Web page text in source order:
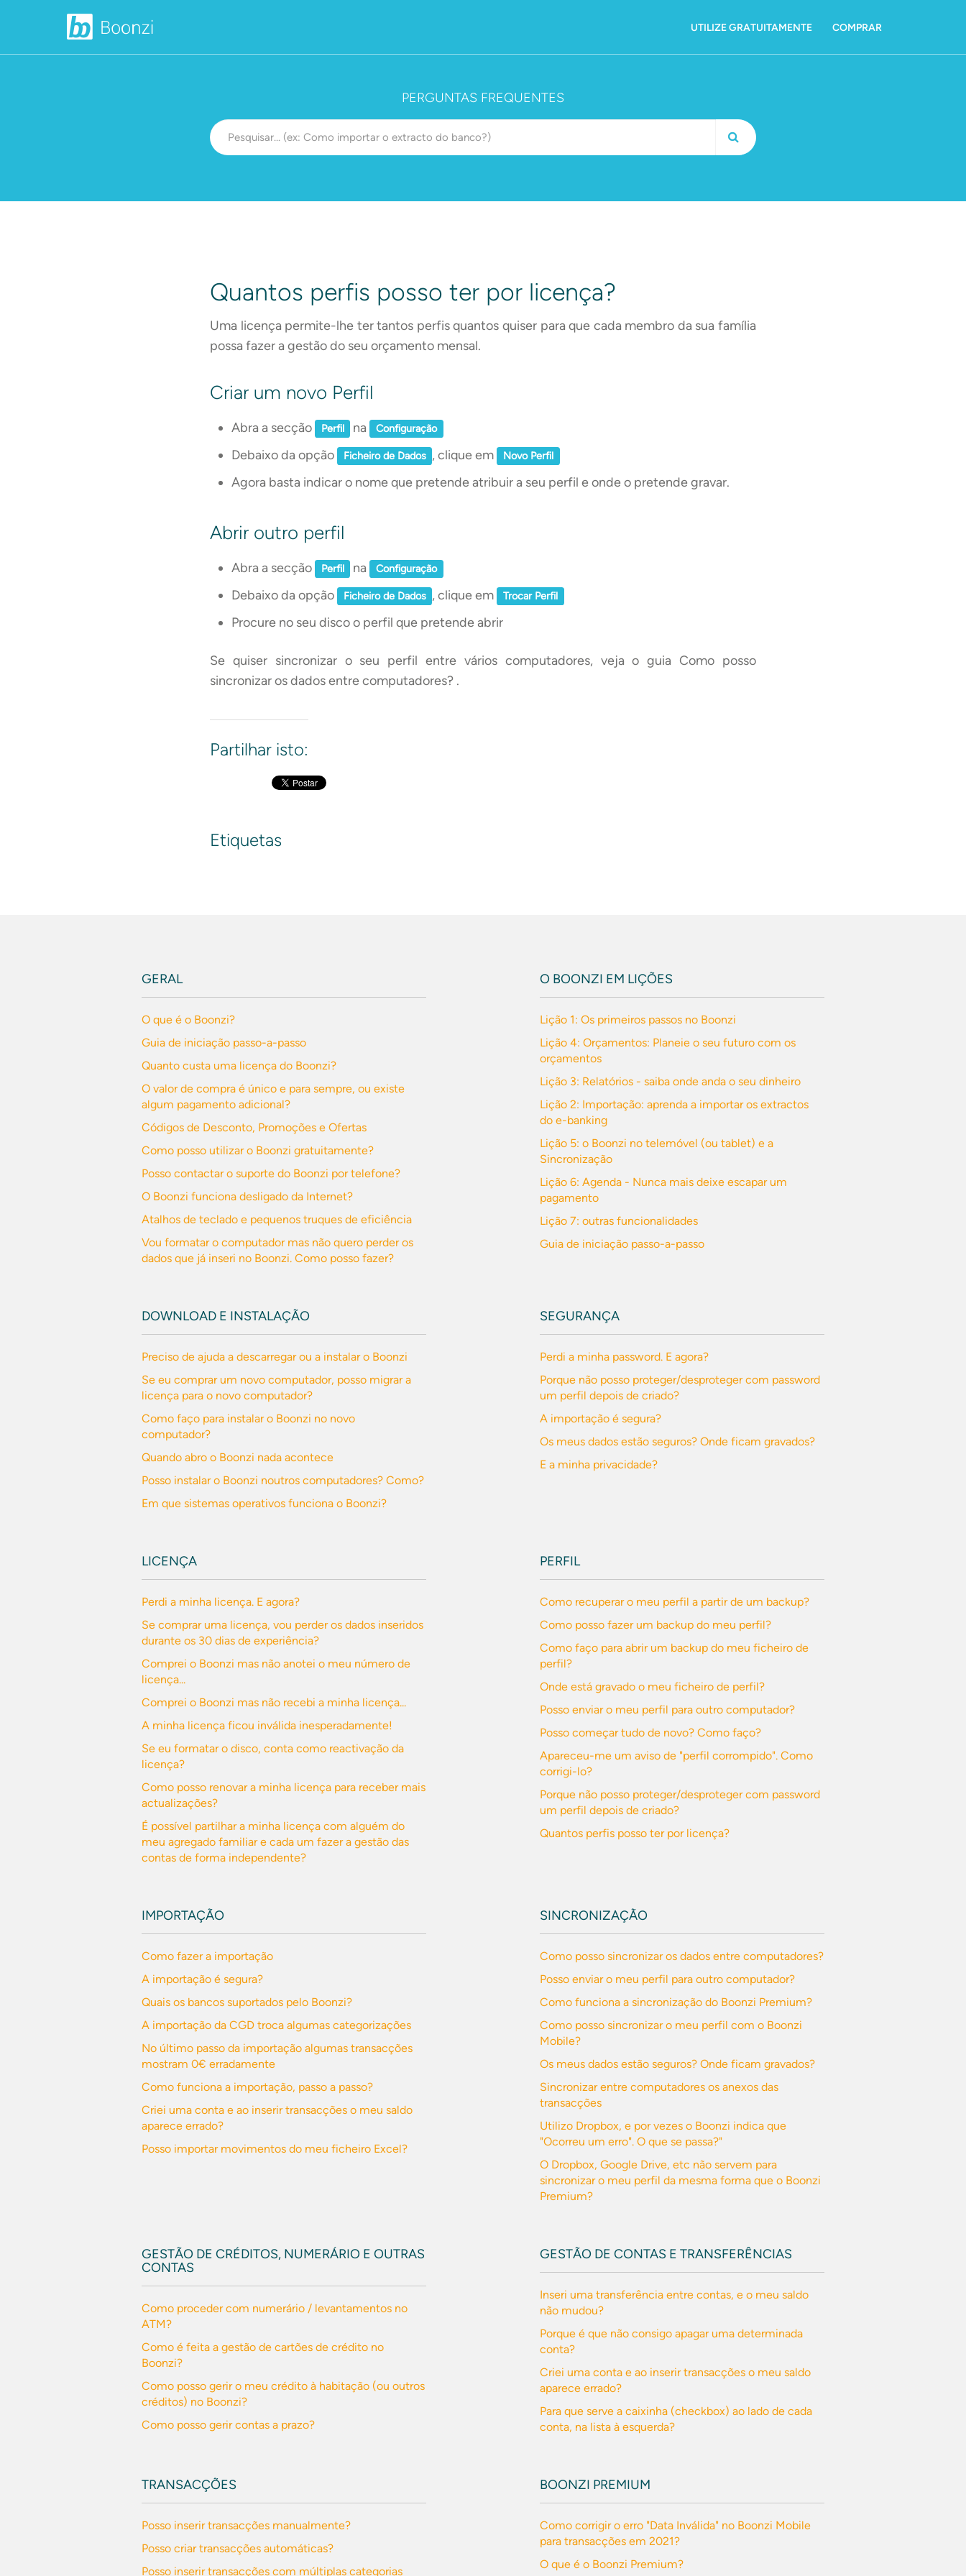
UTILIZE GRATUITAMENTE COMPRAR
PERGUNTAS FREQUENTES
Quantos perfis posso ter por licença?
Uma licença permite-lhe ter tantos perfis quantos quiser para que cada membro da sua família
possa fazer a gestão do seu orçamento mensal.
Criar um novo Perfil
Abra a secção Perfil na Configuração
Debaixo da opção Ficheiro de Dados , clique em Novo Perfil
Agora basta indicar o nome que pretende atribuir a seu perfil e onde o pretende gravar.
Abrir outro perfil
Abra a secção Perfil na Configuração
Debaixo da opção Ficheiro de Dados , clique em Trocar Perfil
Procure no seu disco o perfil que pretende abrir
Se quiser sincronizar o seu perfil entre vários computadores, veja o guia Como posso
sincronizar os dados entre computadores? .
Partilhar isto:
Etiquetas
GERAL
O que é o Boonzi?
Guia de iniciação passo-a-passo
Quanto custa uma licença do Boonzi?
O valor de compra é único e para sempre, ou existe
algum pagamento adicional?
Códigos de Desconto, Promoções e Ofertas
Como posso utilizar o Boonzi gratuitamente?
Posso contactar o suporte do Boonzi por telefone?
O Boonzi funciona desligado da Internet?
Atalhos de teclado e pequenos truques de eficiência
Vou formatar o computador mas não quero perder os
dados que já inseri no Boonzi. Como posso fazer?
O BOONZI EM LIÇÕES
Lição 1: Os primeiros passos no Boonzi
Lição 4: Orçamentos: Planeie o seu futuro com os
orçamentos
Lição 3: Relatórios - saiba onde anda o seu dinheiro
Lição 2: Importação: aprenda a importar os extractos
do e-banking
Lição 5: o Boonzi no telemóvel (ou tablet) e a
Sincronização
Lição 6: Agenda - Nunca mais deixe escapar um
pagamento
Lição 7: outras funcionalidades
Guia de iniciação passo-a-passo
DOWNLOAD E INSTALAÇÃO
Preciso de ajuda a descarregar ou a instalar o Boonzi
Se eu comprar um novo computador, posso migrar a
licença para o novo computador?
Como faço para instalar o Boonzi no novo
computador?
Quando abro o Boonzi nada acontece
Posso instalar o Boonzi noutros computadores? Como?
Em que sistemas operativos funciona o Boonzi?
SEGURANÇA
Perdi a minha password. E agora?
Porque não posso proteger/desproteger com password
um perfil depois de criado?
A importação é segura?
Os meus dados estão seguros? Onde ficam gravados?
E a minha privacidade?
LICENÇA
Perdi a minha licença. E agora?
Se comprar uma licença, vou perder os dados inseridos
durante os 30 dias de experiência?
Comprei o Boonzi mas não anotei o meu número de
licença...
Comprei o Boonzi mas não recebi a minha licença...
A minha licença ficou inválida inesperadamente!
Se eu formatar o disco, conta como reactivação da
licença?
Como posso renovar a minha licença para receber mais
actualizações?
É possível partilhar a minha licença com alguém do
meu agregado familiar e cada um fazer a gestão das
contas de forma independente?
PERFIL
Como recuperar o meu perfil a partir de um backup?
Como posso fazer um backup do meu perfil?
Como faço para abrir um backup do meu ficheiro de
perfil?
Onde está gravado o meu ficheiro de perfil?
Posso enviar o meu perfil para outro computador?
Posso começar tudo de novo? Como faço?
Apareceu-me um aviso de "perfil corrompido". Como
corrigi-lo?
Porque não posso proteger/desproteger com password
um perfil depois de criado?
Quantos perfis posso ter por licença?
IMPORTAÇÃO
Como fazer a importação
A importação é segura?
Quais os bancos suportados pelo Boonzi?
A importação da CGD troca algumas categorizações
No último passo da importação algumas transacções
mostram 0€ erradamente
Como funciona a importação, passo a passo?
Criei uma conta e ao inserir transacções o meu saldo
aparece errado?
Posso importar movimentos do meu ficheiro Excel?
SINCRONIZAÇÃO
Como posso sincronizar os dados entre computadores?
Posso enviar o meu perfil para outro computador?
Como funciona a sincronização do Boonzi Premium?
Como posso sincronizar o meu perfil com o Boonzi
Mobile?
Os meus dados estão seguros? Onde ficam gravados?
Sincronizar entre computadores os anexos das
transacções
Utilizo Dropbox, e por vezes o Boonzi indica que
"Ocorreu um erro". O que se passa?"
O Dropbox, Google Drive, etc não servem para
sincronizar o meu perfil da mesma forma que o Boonzi
Premium?
GESTÃO DE CRÉDITOS, NUMERÁRIO E OUTRAS
CONTAS
Como proceder com numerário / levantamentos no
ATM?
Como é feita a gestão de cartões de crédito no
Boonzi?
Como posso gerir o meu crédito à habitação (ou outros
créditos) no Boonzi?
Como posso gerir contas a prazo?
GESTÃO DE CONTAS E TRANSFERÊNCIAS
Inseri uma transferência entre contas, e o meu saldo
não mudou?
Porque é que não consigo apagar uma determinada
conta?
Criei uma conta e ao inserir transacções o meu saldo
aparece errado?
Para que serve a caixinha (checkbox) ao lado de cada
conta, na lista à esquerda?
TRANSACÇÕES
Posso inserir transacções manualmente?
Posso criar transacções automáticas?
Posso inserir transacções com múltiplas categorias
BOONZI PREMIUM
Como corrigir o erro "Data Inválida" no Boonzi Mobile
para transacções em 2021?
O que é o Boonzi Premium?